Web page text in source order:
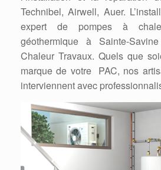
Technibel, Airwell, Auer.
expert de pompes à
géothermique à Sainte-
Chaleur Travaux. Quels que
marque de votre PAC, nos
interviennent avec